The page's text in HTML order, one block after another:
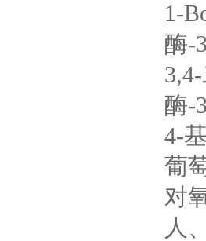
1-
酶-
酶-
4-
葡
对
人